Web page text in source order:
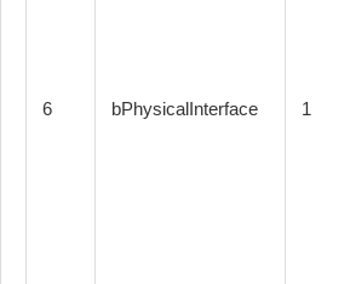
6 bPhysicalInterface 1